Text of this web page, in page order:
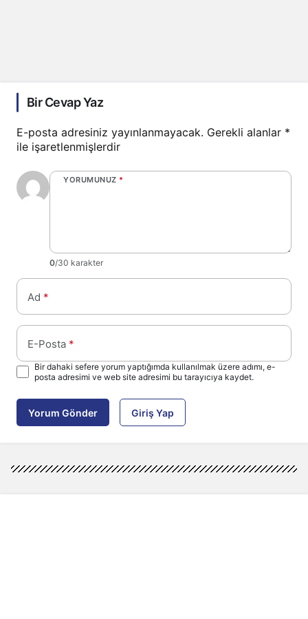
Bir Cevap Yaz
E-posta adresiniz yayınlanmayacak. Gerekli alanlar *
ile işaretlenmişlerdir
YORUMUNUZ *
0/30 karakter
Ad *
E-Posta *
Bir dahaki sefere yorum yaptığımda kullanılmak üzere adımı, e-
posta adresimi ve web site adresimi bu tarayıcıya kaydet.
Yorum Gönder Giriş Yap